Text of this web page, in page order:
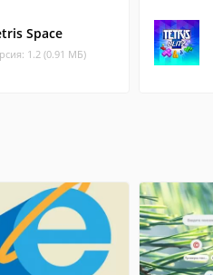
Space
1.2 (0.91 МБ)